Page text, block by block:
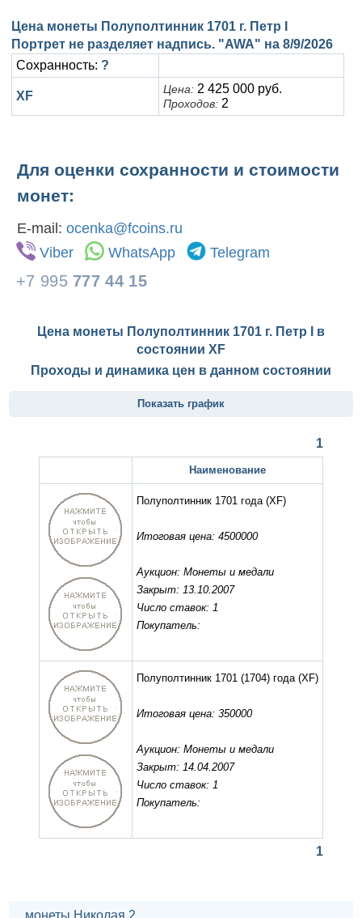
Цена монеты Полуполтинник 1701 г. Петр I
Портрет не разделяет надпись. "AWA" на 8/9/2026
Сохранность: ?
XF Цена: 2 425 000 руб.
Проходов: 2
Для оценки сохранности и стоимости
монет:
E-mail: ocenka@fcoins.ru
Viber
WhatsApp Telegram
+7 995 777 44 15
Цена монеты Полуполтинник 1701 г. Петр I в
состоянии XF
Проходы и динамика цен в данном состоянии
Показать график
1
Наименование
Полуполтинник 1701 года(XF)
Итоговая цена: 4500000
Аукцион: Монеты и медали
Закрыт: 13.10.2007
Число ставок: 1
Покупатель:
Полуполтинник 1701 (1704) года(XF)
Итоговая цена: 350000
Аукцион: Монеты и медали
Закрыт: 14.04.2007
Число ставок: 1
Покупатель:
1
монеты Николая 2